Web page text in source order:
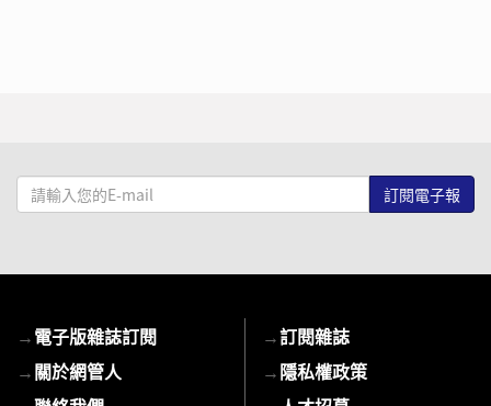
請
輸
mail
→電子版雜誌訂閱
→關於網管人
→訂閱雜誌
→隱私權政策